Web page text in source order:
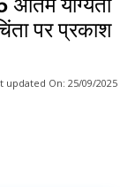
योग्यता
पर प्रकाश
updated On: 25/09/2025